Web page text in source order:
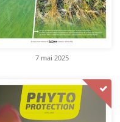
7 mai 2025